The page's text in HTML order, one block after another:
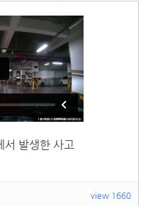
서 발생한 사고
view 1660